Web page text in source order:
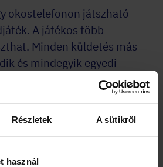
Részletek A sütikről
használ
okostelefonon játszható
A játékos több
Minden küldetés más
és mindegyik egyedi